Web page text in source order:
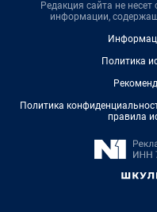
Редакция сайта не несет
информации,
Политика
Политика
правила